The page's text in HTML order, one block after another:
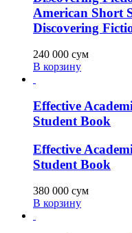
American Short
Discovering
240 000 сум
В корзину
Effective
Student Book
Effective
Student Book
380 000 сум
В корзину